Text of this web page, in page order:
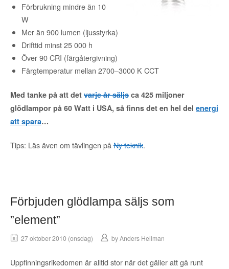
Förbrukning mindre än 10
W
Mer än 900 lumen (ljusstyrka)
Drifttid minst 25 000 h
Över 90 CRI (färgåtergivning)
Färgtemperatur mellan 2700–3000 K CCT
Med tanke på att det varje år säljs ca 425 miljoner
glödlampor på 60 Watt i USA, så finns det en hel del energi
att spara…
Tips: Läs även om tävlingen påNy teknik.
Förbjuden glödlampa säljs som
”element”
27 oktober 2010 (onsdag) byAnders Hellman
Uppfinningsrikedomen är alltid stor när det gäller att gå runt